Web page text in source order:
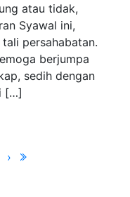
atau tidak,
Syawal ini,
persahabatan.
berjumpa
sedih dengan
[…]
›